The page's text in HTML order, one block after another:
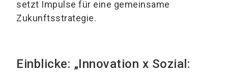
setzt Impulse für eine gemeinsame
Zukunftsstrategie.
Einblicke: „Innovation x Sozial: